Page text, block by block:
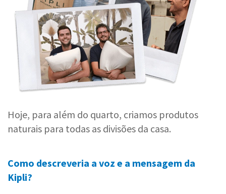
Hoje, para além do quarto, criamos produtos
naturais para todas as divisões da casa.
Como descreveria a voz e a mensagem da
Kipli?